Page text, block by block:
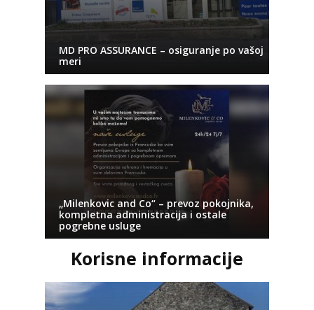
MD PRO ASSURANCE – osiguranje po vašoj
meri
„Milenkovic and Co“ – prevoz pokojnika,
kompletna administracija i ostale
pogrebne usluge
Korisne informacije